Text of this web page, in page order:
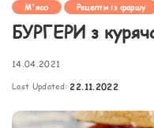
М'ясо Рецепти із фаршу
БУРГЕРИ з
14.04.2021
Last Updated: 22.11.2022